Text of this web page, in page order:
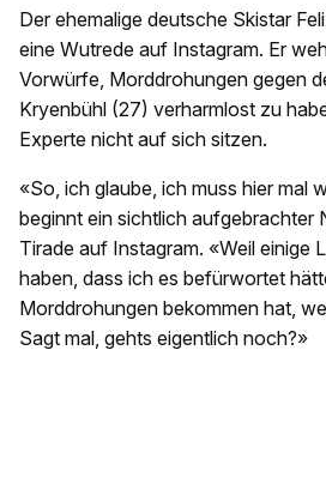
Der ehemalige deutsche Skistar
eine Wutrede auf Instagram. Er
Vorwürfe, Morddrohungen gegen
Kryenbühl (27) verharmlost zu
Experte nicht auf sich sitzen.
«So, ich glaube, ich muss hier mal
beginnt ein sichtlich aufgebrachter
Tirade auf Instagram. «Weil einige
haben, dass ich es befürwortet
Morddrohungen bekommen hat,
Sagt mal, gehts eigentlich noch?»